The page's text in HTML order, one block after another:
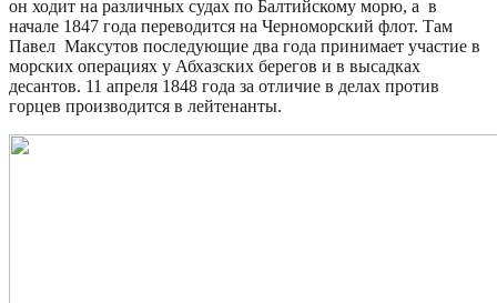
он ходит на различных судах по Балтийскому морю, а в
начале 1847 года переводится на Черноморский флот. Там
Павел Максутов последующие два года принимает участие в
морских операциях у Абхазских берегов и в высадках
десантов. 11 апреля 1848 года за отличие в делах против
горцев производится в лейтенанты.